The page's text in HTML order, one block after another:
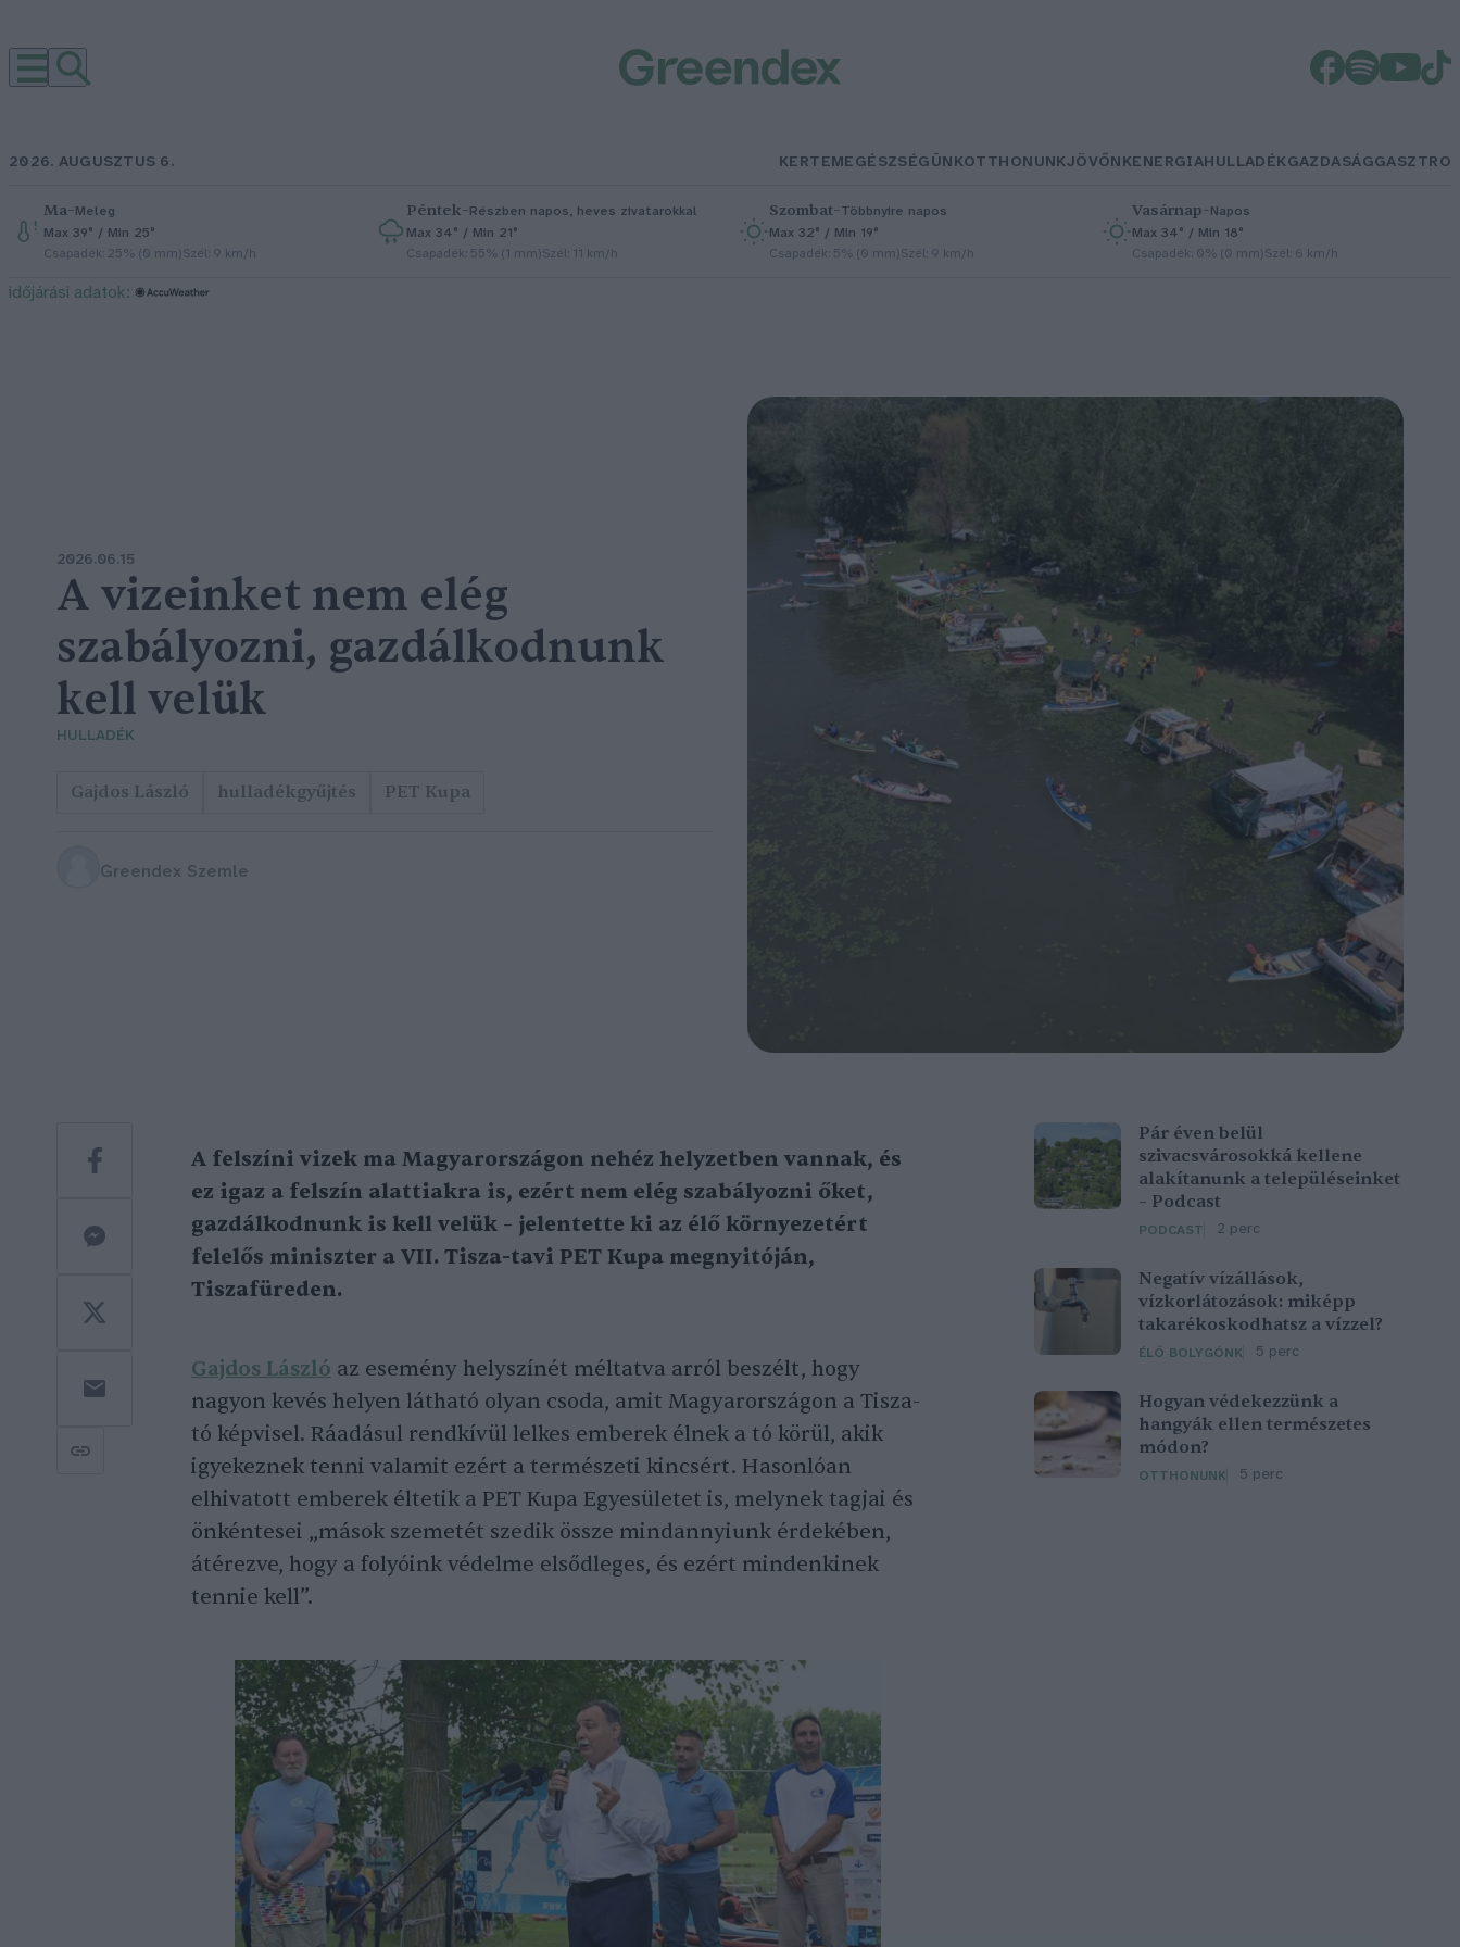
2026. AUGUSZTUS 6. KERTEMEGÉSZSÉGÜNKOTTHONUNKJÖVŐNKENERGIAHULLADÉKGAZDASÁGGASZTRO
Ma–Meleg
Max 39° / Min 25°
Csapadék: 25% (0 mm)Szél: 9 km/h
Péntek–Részben napos, heves zivatarokkal
Max 34° / Min 21°
Csapadék: 55% (1 mm)Szél: 11 km/h
Szombat–Többnyire napos
Max 32° / Min 19°
Csapadék: 5% (0 mm)Szél: 9 km/h
Vasárnap–Napos
Max 34° / Min 18°
Csapadék: 0% (0 mm)Szél: 6 km/h
időjárási adatok:
2026.06.15
A vizeinket nem elég
szabályozni, gazdálkodnunk
kell velük
HULLADÉK
Gajdos László hulladékgyűjtés PET Kupa
Greendex Szemle
A felszíni vizek ma Magyarországon nehéz helyzetben vannak, és
ez igaz a felszín alattiakra is, ezért nem elég szabályozni őket,
gazdálkodnunk is kell velük – jelentette ki az élő környezetért
felelős miniszter a VII. Tisza-tavi PET Kupa megnyitóján,
Tiszafüreden.
Gajdos László az esemény helyszínét méltatva arról beszélt, hogy
nagyon kevés helyen látható olyan csoda, amit Magyarországon a Tisza-
tó képvisel. Ráadásul rendkívül lelkes emberek élnek a tó körül, akik
igyekeznek tenni valamit ezért a természeti kincsért. Hasonlóan
elhivatott emberek éltetik a PET Kupa Egyesületet is, melynek tagjai és
önkéntesei „mások szemetét szedik össze mindannyiunk érdekében,
átérezve, hogy a folyóink védelme elsődleges, és ezért mindenkinek
tennie kell”.
Pár éven belül
szivacsvárosokká kellene
alakítanunk a településeinket
– Podcast
PODCAST 2 perc
Negatív vízállások,
vízkorlátozások: miképp
takarékoskodhatsz a vízzel?
ÉLŐ BOLYGÓNK 5 perc
Hogyan védekezzünk a
hangyák ellen természetes
módon?
OTTHONUNK 5 perc